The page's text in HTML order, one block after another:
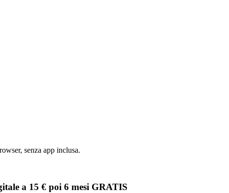
senza app inclusa.
a 15 € poi 6 mesi GRATIS